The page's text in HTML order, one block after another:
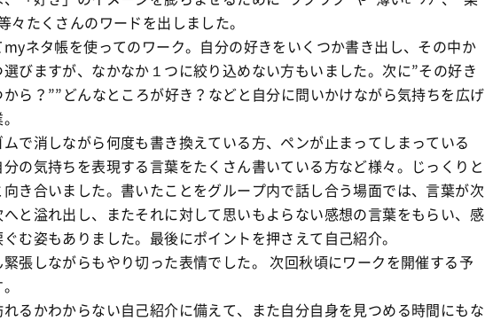
々たくさんのワードを出しました。
myネタ帳を使ってのワーク。自分の好きをいくつか書き出し、その中か
選びますが、なかなか１つに絞り込めない方もいました。次に”その好き
から？””どんなところが好き？などと自分に問いかけながら気持ちを広げ
で消しながら何度も書き換えている方、ペンが止まってしまっている
分の気持ちを表現する言葉をたくさん書いている方など様々。じっくりと
向き合いました。書いたことをグループ内で話し合う場面では、言葉が次
へと溢れ出し、またそれに対して思いもよらない感想の言葉をもらい、感
む姿もありました。最後にポイントを押さえて自己紹介。
緊張しながらもやり切った表情でした。 次回秋頃にワークを開催する予
れるかわからない自己紹介に備えて、また自分自身を見つめる時間にもな